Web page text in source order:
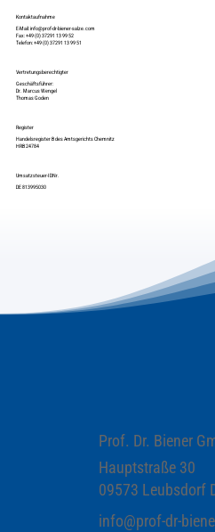
Kontaktaufnahme
E-Mail:info@prof-dr-biener-salze.com
Fax: +49 (0) 37291 13 99 52
Telefon: +49 (0) 37291 13 99 51
Vertretungsberechtigter
Geschäftsführer:
Dr. Marcus Wengel
Thomas Goden
Register
Handelsregister B des Amtsgerichts Chemnitz
HRB 24784
Umsatzsteuer-IDNr.
DE 813995030
Prof. Dr. Biener
Hauptstraße 30
09573 Leubsdorf
info@prof-dr-